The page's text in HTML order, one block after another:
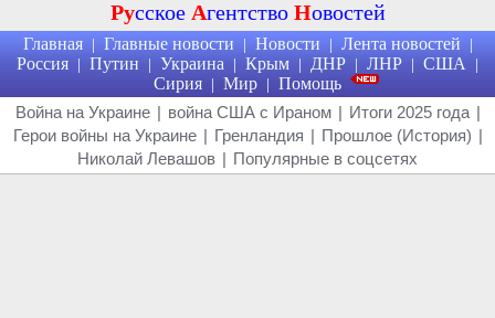
Русское Агентство Новостей
Главная | Главные новости | Новости | Лента новостей |
Россия | Путин | Украина | Крым | ДНР | ЛНР | США |
Сирия | Мир | Помощь
Война на Украине | война США с Ираном | Итоги 2025 года |
Герои войны на Украине | Гренландия | Прошлое (История) |
Николай Левашов | Популярные в соцсетях